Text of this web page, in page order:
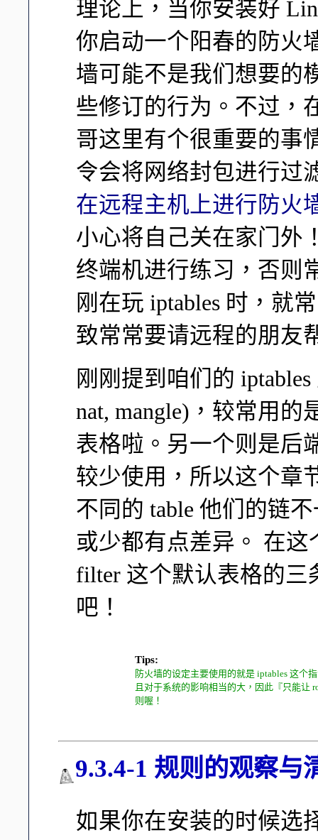
理论上，当你安装好
你启动一个阳春的防火
墙可能不是我们想要的
些修订的行为。不过，
哥这里有个很重要的事
令会将网络封包进行过
在远程主机上进行防火
小心将自己关在家门外
终端机进行练习，否则
刚在玩 iptables 时，就
致常常要请远程的朋友
刚刚提到咱们的
nat, mangle)，较常用
表格啦。另一个则是后
较少使用，所以这个章
不同的 table 他们的链
或少都有点差异。 在
filter 这个默认表格的三
吧！
Tips:
防火墙的设定主要使用的就是 iptables 这个
且对于系统的影响相当的大，因此『只能让
则喔！
9.3.4-1 规则的观察与
如果你在安装的时候选